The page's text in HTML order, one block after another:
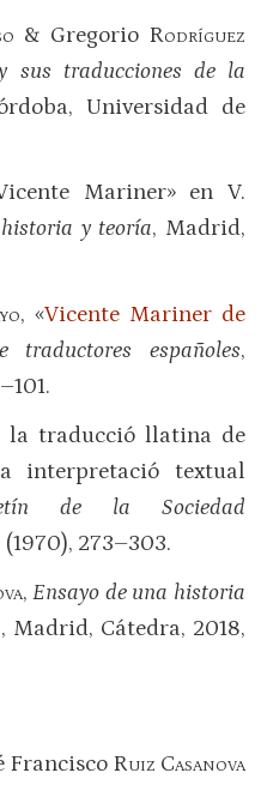
& Gregorio Rodríguez
sus traducciones de la
Universidad de
Mariner» en V.
y teoría, Madrid,
, «Vicente Mariner de
traductores españoles,
la traducció llatina de
interpretació textual
de la Sociedad
(1970), 273–303.
,Ensayo de una historia
, Madrid, Cátedra, 2018,
Francisco Ruiz Casanova